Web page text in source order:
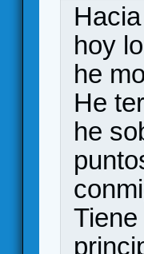
hoy
he
He
he